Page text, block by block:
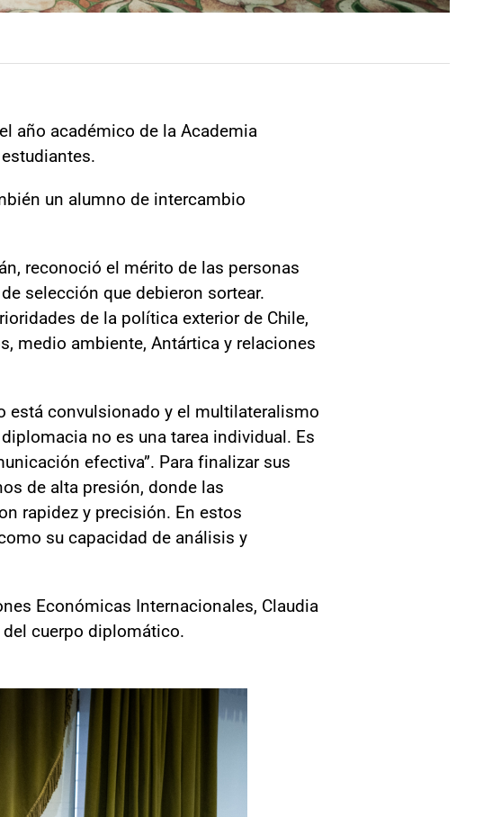
año académico de la Academia
un alumno de intercambio
reconoció el mérito de las personas
selección que debieron sortear.
de la política exterior de Chile,
medio ambiente, Antártica y relaciones
está convulsionado y el multilateralismo
no es una tarea individual. Es
efectiva”. Para finalizar sus
de alta presión, donde las
rapidez y precisión. En estos
su capacidad de análisis y
Económicas Internacionales, Claudia
cuerpo diplomático.